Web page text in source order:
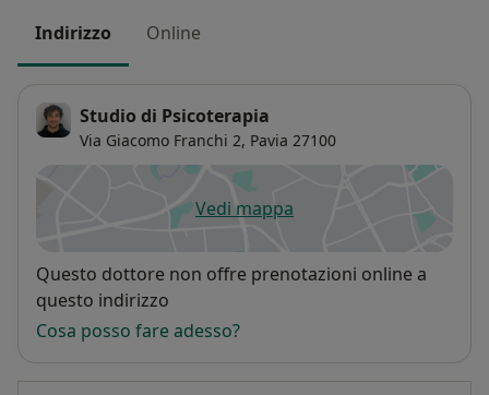
Indirizzo Online
Studio di Psicoterapia
Via Giacomo Franchi 2, Pavia 27100
Vedi mappasi apre in una nuova scheda
Disponibilità
Questo dottore non offre prenotazioni online a
questo indirizzo
Cosa posso fare adesso?